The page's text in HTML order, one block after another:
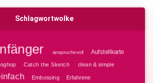
Schlagwortwolke
anspruchsvoll
Aufstellkarte
Catch the Sketch clean & simple
Embossing Erfahrene